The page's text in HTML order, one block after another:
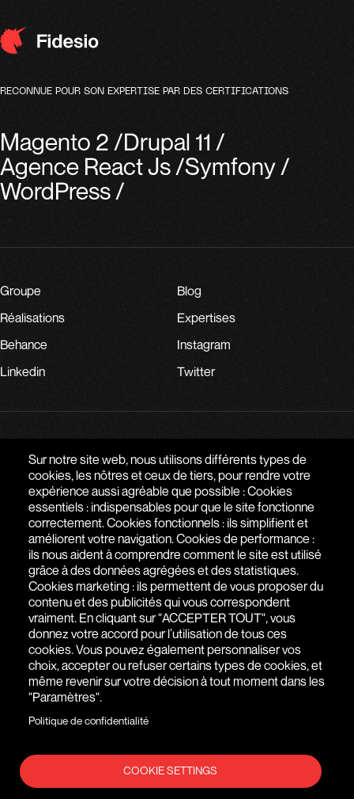
Sur notre site web, nous utilisons différents types de
cookies, les nôtres et ceux de tiers, pour rendre votre
expérience aussi agréable que possible : Cookies
essentiels : indispensables pour que le site fonctionne
correctement. Cookies fonctionnels : ils simplifient et
améliorent votre navigation. Cookies de performance :
ils nous aident à comprendre comment le site est utilisé
grâce à des données agrégées et des statistiques.
Cookies marketing : ils permettent de vous proposer du
contenu et des publicités qui vous correspondent
vraiment. En cliquant sur "ACCEPTER TOUT", vous
donnez votre accord pour l’utilisation de tous ces
cookies. Vous pouvez également personnaliser vos
choix, accepter ou refuser certains types de cookies, et
même revenir sur votre décision à tout moment dans les
"Paramètres".
Politique de confidentialité
COOKIE SETTINGS
RECONNUE POUR SON EXPERTISE PAR DES CERTIFICATIONS
Magento 2/Drupal 11 /
Agence React Js/Symfony/
WordPress/
Groupe
Blog
Réalisations
Expertises
Behance
Instagram
Linkedin
Twitter
AGENCE WEB À PARIS - SAIGON
51 RUE DE SEINE,75006 PARIS,ÎLE-DE-FRANCE, FRANCE
+(33) 1 76 77 27 61
MENTIONS LÉGALES
© AGENCE WEB FIDESIO 2026